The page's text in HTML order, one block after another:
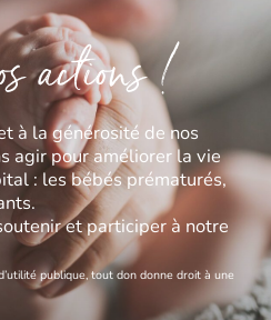
actions !
à la générosité de nos
agir pour améliorer la vie
: les bébés prématurés,
et participer à notre
publique, tout don donne droit à une